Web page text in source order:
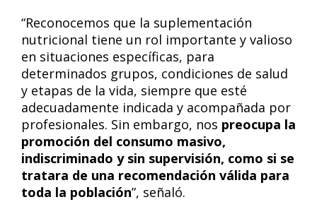
“Reconocemos que la suplementación
nutricional tiene un rol importante y valioso
en situaciones específicas, para
determinados grupos, condiciones de salud
y etapas de la vida, siempre que esté
adecuadamente indicada y acompañada por
profesionales. Sin embargo, nos preocupa la
promoción del consumo masivo,
indiscriminado y sin supervisión, como si se
tratara de una recomendación válida para
toda la población”, señaló.